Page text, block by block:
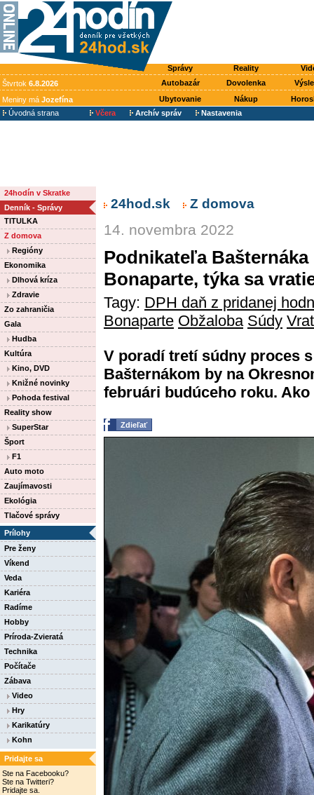
Správy Reality
Štvrtok 6.8.2026 Autobazár Dovolenka
Meniny má Jozefína Ubytovanie Nákup
Úvodná strana
Včera Archív správ Nastavenia
24hodín v Skratke
Denník - Správy
TITULKA
Z domova
Regióny
Ekonomika
Dlhová kríza
Zdravie
Zo zahraničia
Gala
Hudba
Kultúra
Kino, DVD
Knižné novinky
Pohoda festival
Reality show
SuperStar
Šport
F1
Auto moto
Zaujímavosti
Ekológia
Tlačové správy
Prílohy
Pre ženy
Víkend
Veda
Kariéra
Radíme
Hobby
Príroda-Zvieratá
Technika
Počítače
Zábava
Video
Hry
Karikatúry
Kohn
Pridajte sa
Ste na Facebooku?
Ste na Twitteri?
Pridajte sa.
24hod.sk Z domova
14. novembra 2022
Podnikateľa
Bonaparte, týka sa
Tagy: DPH daň z pridanej
Bonaparte Obžaloba Súdy
V poradí tretí súdny proces
Bašternákom by na
februári budúceho roku. Ako
Zdieľať